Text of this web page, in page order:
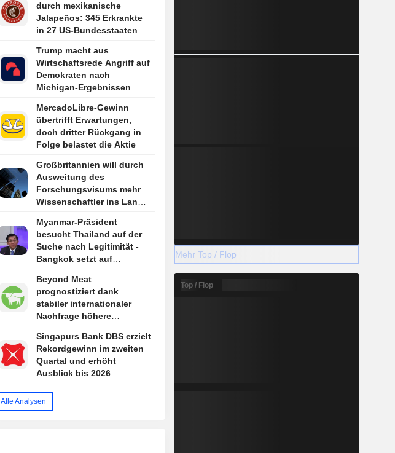
durch mexikanische
Jalapeños: 345 Erkrankte
in 27 US-Bundesstaaten
Trump macht aus
Wirtschaftsrede Angriff auf
Demokraten nach
Michigan-Ergebnissen
MercadoLibre-Gewinn
übertrifft Erwartungen,
doch dritter Rückgang in
Folge belastet die Aktie
Großbritannien will durch
Ausweitung des
Forschungsvisums mehr
Wissenschaftler ins Land
Myanmar-Präsident
besucht Thailand auf der
Suche nach Legitimität -
Bangkok setzt auf
Beyond Meat
prognostiziert dank
stabiler internationaler
Nachfrage höhere
Singapurs Bank DBS erzielt
Rekordgewinn im zweiten
Quartal und erhöht
Ausblick bis 2026
Alle Analysen
Mehr Top / Flop
Top / Flop